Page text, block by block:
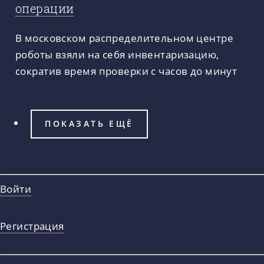
операции
В московском распределительном центре
роботы взяли на себя инвентаризацию,
сократив время проверки с часов до минут
ПОКАЗАТЬ ЕЩЁ
Войти
Регистрация